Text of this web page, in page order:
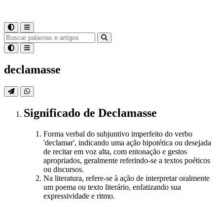
declamasse
Significado de Declamasse
Forma verbal do subjuntivo imperfeito do verbo
'declamar', indicando uma ação hipotética ou desejada
de recitar em voz alta, com entonação e gestos
apropriados, geralmente referindo-se a textos poéticos
ou discursos.
Na literatura, refere-se à ação de interpretar oralmente
um poema ou texto literário, enfatizando sua
expressividade e ritmo.